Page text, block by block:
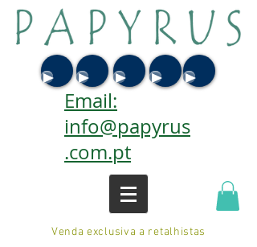
Email:
info@papyrus
.com.pt
Venda exclusiva a retalhistas